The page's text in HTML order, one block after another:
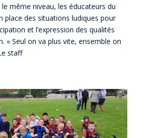
le même niveau, les éducateurs du
place des situations ludiques pour
et l’expression des qualités
« Seul on va plus vite, ensemble on
staff